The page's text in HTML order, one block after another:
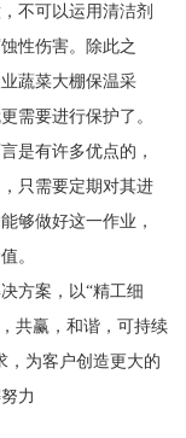
不可以运用清洁剂
性伤害。除此之
蔬菜大棚保温采
需要进行保护了。
是有许多优点的，
只需要定期对其进
够做好这一作业，
。
方案，以“精工细
共赢，和谐，可持续
，为客户创造更大的
力